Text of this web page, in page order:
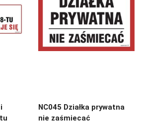
NC045 Działka prywatna
nie zaśmiecać